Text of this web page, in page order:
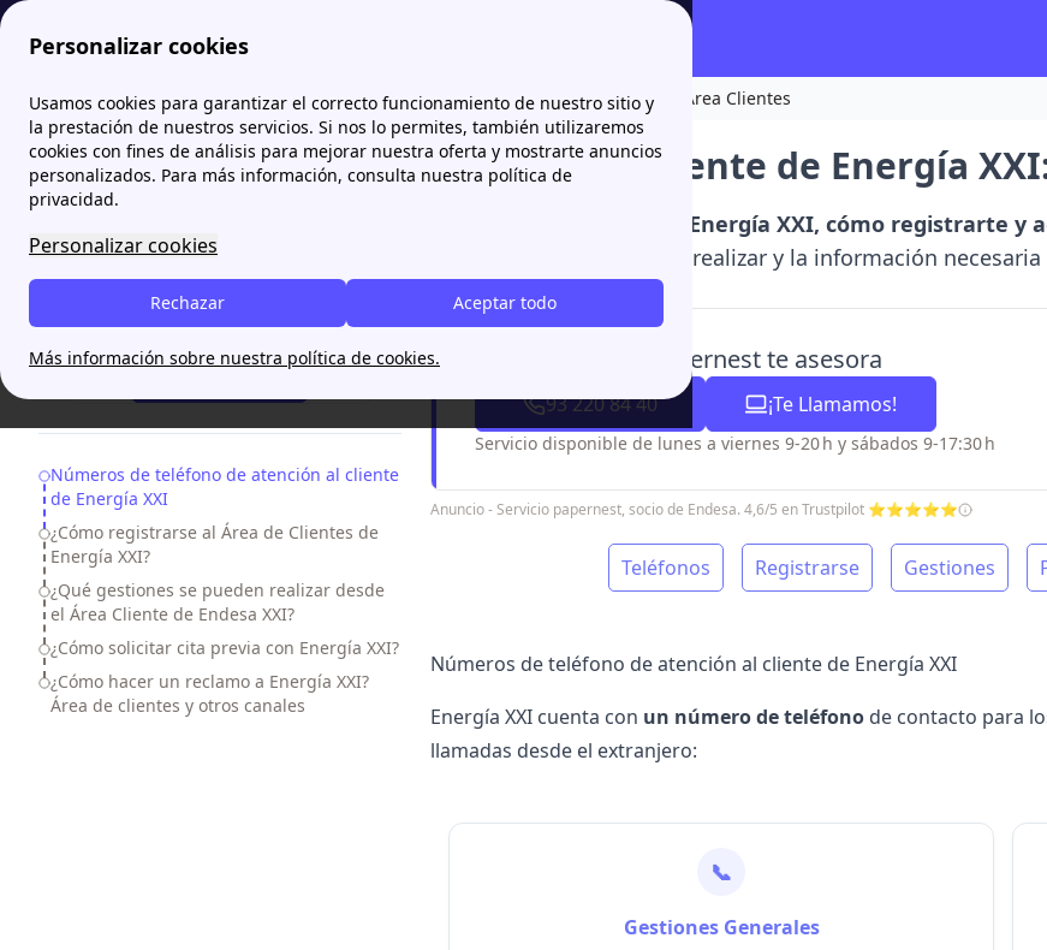
Personalizar cookies
Usamos cookies para garantizar el correcto funcionamiento de nuestro sitio y
la prestación de nuestros servicios. Si nos lo permites, también utilizaremos
cookies con fines de análisis para mejorar nuestra oferta y mostrarte anuncios
personalizados. Para más información, consulta nuestra política de
privacidad.
Personalizar cookies
Aceptar todo
Rechazar
Más información sobre nuestra política de cookies.
Papernest.es MoreEnergía XXI Atención al cliente de Energía XXI: Gestiones y Área Clientes
¿Necesitas ayuda?
Table of Contents
Números de teléfono de atención al cliente
de Energía XXI
¿Cómo registrarse al Área de Clientes de
Energía XXI?
¿Qué gestiones se pueden realizar desde
el Área Cliente de Endesa XXI?
¿Cómo solicitar cita previa con Energía XXI?
¿Cómo hacer un reclamo a Energía XXI?
Área de clientes y otros canales
Atención al cliente de Energía
los teléfonos de Energía XXI, cómo registrarte y
de qué gestiones puedes realizar y la información
XXI.
¿Tienes dudas? papernest te asesora
93 220 84 40 ¡Te Llamamos!
Servicio disponible de lunes a viernes 9-20 h y sábados 9-17:30 h
Anuncio - Servicio papernest, socio de Endesa. 4,6/5 en Trustpilot ⭐⭐⭐⭐⭐
Teléfonos Registrarse Gestiones
Números de teléfono de atención al cliente de Energía XXI
Energía XXI cuenta con un número de teléfonode contacto para
llamadas desde el extranjero:
📞
Gestiones Generales